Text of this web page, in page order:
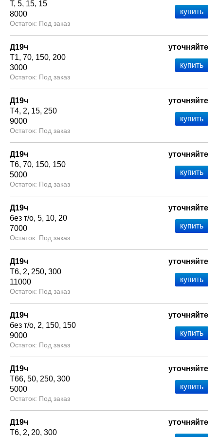
Т 5 15 15
8000
Под заказ
Д19ч
Т1 70 150 200
3000
Под заказ
уточняйте
Д19ч
Т4 2 15 250
9000
Под заказ
уточняйте
Д19ч
Т6 70 150 150
5000
Под заказ
уточняйте
Д19ч
без т/о 5 10 20
7000
Под заказ
уточняйте
Д19ч
Т6 2 250 300
11000
Под заказ
уточняйте
Д19ч
без т/о 2 150 150
9000
Под заказ
уточняйте
Д19ч
Т66 50 250 300
5000
Под заказ
уточняйте
Д19ч
Т6 2 20 300
уточняйте